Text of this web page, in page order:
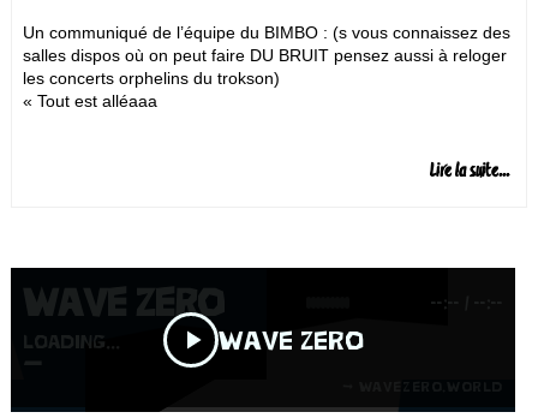
Un communiqué de l’équipe du BIMBO : (s vous connaissez des
salles dispos où on peut faire DU BRUIT pensez aussi à reloger
les concerts orphelins du trokson)
« Tout est alléaaa
Lire la suite...